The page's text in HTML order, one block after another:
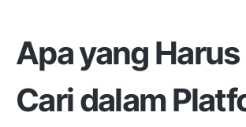
Apa yang
Cari dalam